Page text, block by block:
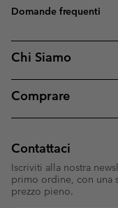
Domande frequenti
Chi Siamo
Comprare
Contattaci
Iscriviti alla nostra
primo ordine, con una
prezzo pieno.